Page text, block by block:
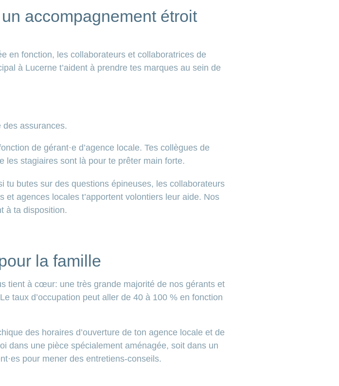
accompagnement étroit
en fonction, les collaborateurs et collaboratrices de
à Lucerne t’aident à prendre tes marques au sein de
des assurances.
de gérant·e d’agence locale. Tes collègues de
les stagiaires sont là pour te prêter main forte.
tu butes sur des questions épineuses, les collaborateurs
agences locales t’apportent volontiers leur aide. Nos
à ta disposition.
la famille
tient à cœur: une très grande majorité de nos gérants et
taux d’occupation peut aller de 40 à 100 % en fonction
des horaires d’ouverture de ton agence locale et de
dans une pièce spécialement aménagée, soit dans un
pour mener des entretiens-conseils.